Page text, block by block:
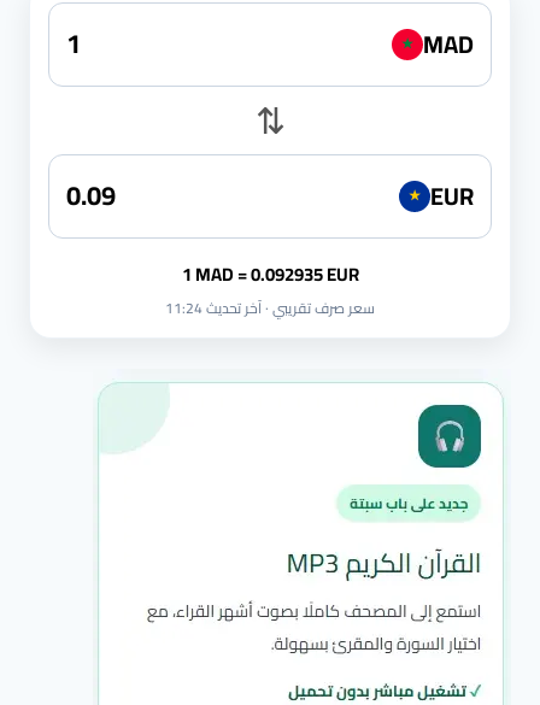
★ MAD
⇅
★ EUR
1 MAD = 0.092935 EUR
سعر صرف تقريبي · آخر تحديث 11:24